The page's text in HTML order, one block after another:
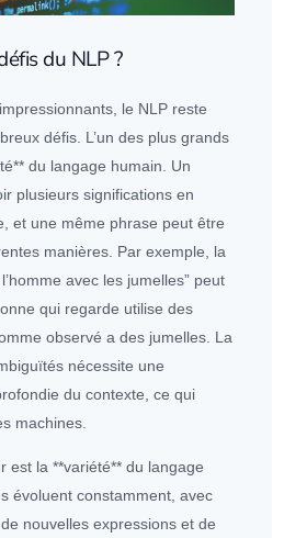
du NLP ?
le NLP reste
défis. L’un des plus grands
du langage humain. Un
plusieurs significations en
et une même phrase peut être
manières. Par exemple, la
avec les jumelles” peut
qui regarde utilise des
observé a des jumelles. La
nécessite une
du contexte, ce qui
machines.
est la **variété** du langage
évoluent constamment, avec
nouvelles expressions et de